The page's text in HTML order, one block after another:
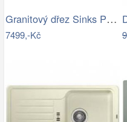
Granitový dřez Sinks PERFECTO 1160 DUO…
7499,-Kč